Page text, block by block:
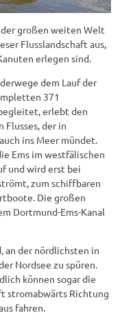
großen weiten Welt
Flusslandschaft aus,
erlegen sind.
dem Lauf der
371
erlebt den
Flusses, der in
ins Meer mündet.
Ems im westfälischen
und wird erst bei
zum schiffbaren
Die großen
Dortmund-Ems-Kanal
an der nördlichsten in
Nordsee zu spüren.
können sogar die
stromabwärts Richtung
fahren.